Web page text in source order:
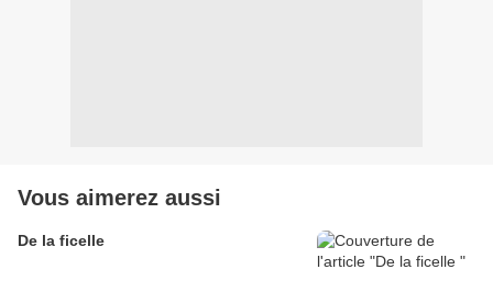
Vous aimerez aussi
De la ficelle